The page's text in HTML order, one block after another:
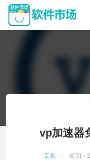
vp加速器
工具 时间：